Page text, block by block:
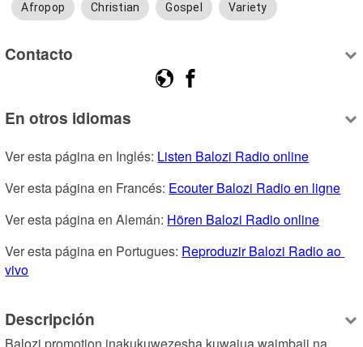
Afropop Christian Gospel Variety
Contacto
En otros idiomas
Ver esta página en Inglés: Listen Balozi Radio online
Ver esta página en Francés: Ecouter Balozi Radio en ligne
Ver esta página en Alemán: Hören Balozi Radio online
Ver esta página en Portugues: Reproduzir Balozi Radio ao
vivo
Descripción